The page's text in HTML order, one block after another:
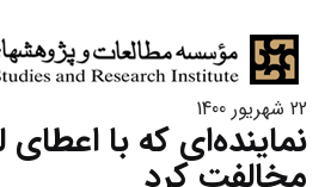
22 شهریور 1400
نماینده‌‌‌ای که با اعطای